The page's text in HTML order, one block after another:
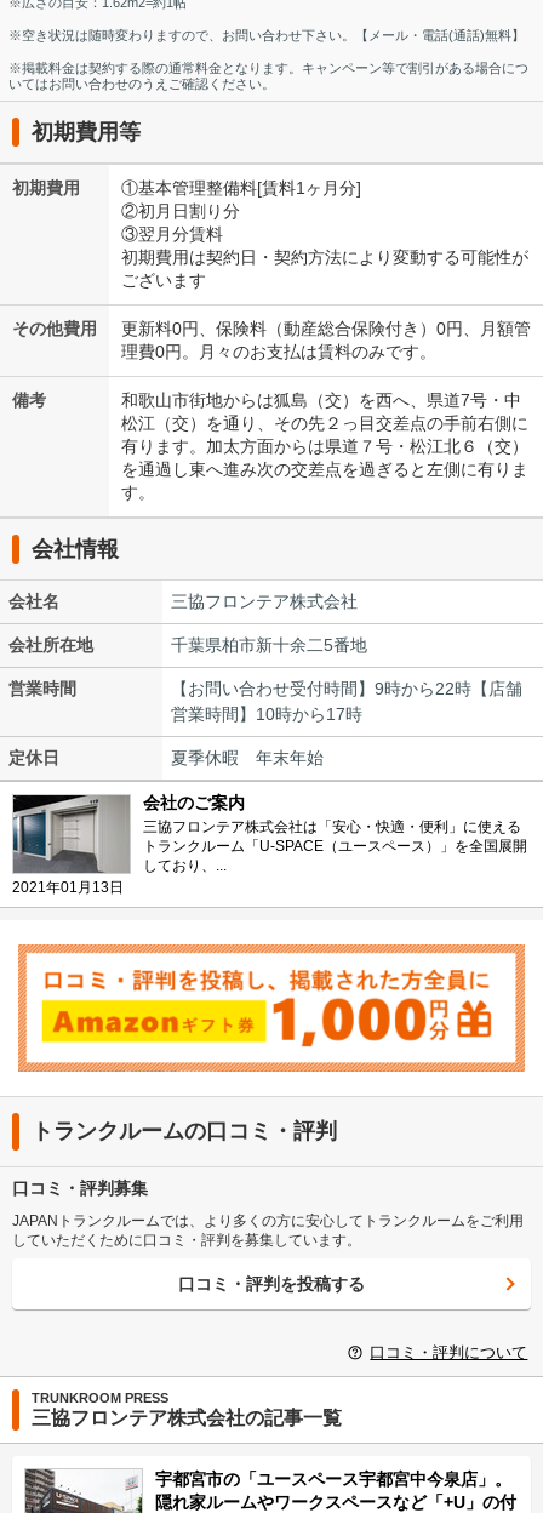
※空き状況は随時変わりますので、お問い合わせ下さい。【メール・電話(通話)無料】
※掲載料金は契約する際の通常料金となります。キャンペーン等で割引がある場合につ
いてはお問い合わせのうえご確認ください。
初期費用等
初期費用
①基本管理整備料[賃料1ヶ月分]
②初月日割り分
③翌月分賃料
初期費用は契約日・契約方法により変動する可能性が
ございます
その他費用
更新料0円、保険料（動産総合保険付き）0円、月額管
理費0円。月々のお支払は賃料のみです。
備考
和歌山市街地からは狐島（交）を西へ、県道7号・中
松江（交）を通り、その先２っ目交差点の手前右側に
有ります。加太方面からは県道７号・松江北６（交）
を通過し東へ進み次の交差点を過ぎると左側に有りま
す。
会社情報
会社名 三協フロンテア株式会社
会社所在地 千葉県柏市新十余二5番地
営業時間
【お問い合わせ受付時間】9時から22時【店舗
営業時間】10時から17時
定休日 夏季休暇 年末年始
2021年01月13日
会社のご案内
三協フロンテア株式会社は「安心・快適・便利」に使える
トランクルーム「U-SPACE（ユースペース）」を全国展開
しており、...
トランクルームの口コミ・評判
口コミ・評判募集
JAPANトランクルームでは、より多くの方に安心してトランクルームをご利用
していただくために口コミ・評判を募集しています。
口コミ・評判を投稿する
口コミ・評判について
TRUNKROOM PRESS
三協フロンテア株式会社の記事一覧
宇都宮市の「ユースペース宇都宮中今泉店」。
隠れ家ルームやワークスペースなど「+U」の付